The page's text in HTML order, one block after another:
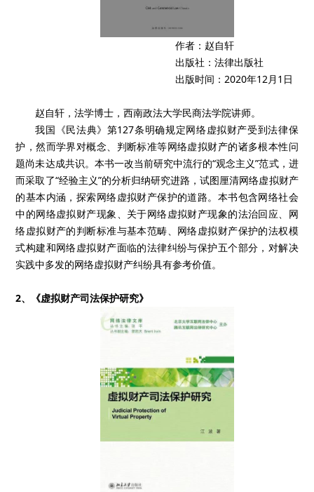
作者：赵自轩
出版社：法律出版社
出版时间：2020年12月1日
赵自轩，法学博士，西南政法大学民商法学院讲师。
我国《民法典》第127条明确规定网络虚拟财产受到法律保
护，然而学界对概念、判断标准等网络虚拟财产的诸多根本性问
题尚未达成共识。本书一改当前研究中流行的“观念主义”范式，进
而采取了“经验主义”的分析归纳研究进路，试图厘清网络虚拟财产
的基本内涵，探索网络虚拟财产保护的道路。本书包含网络社会
中的网络虚拟财产现象、关于网络虚拟财产现象的法治回应、网
络虚拟财产的判断标准与基本范畴、网络虚拟财产保护的法权模
式构建和网络虚拟财产面临的法律纠纷与保护五个部分，对解决
实践中多发的网络虚拟财产纠纷具有参考价值。
2、《虚拟财产司法保护研究》